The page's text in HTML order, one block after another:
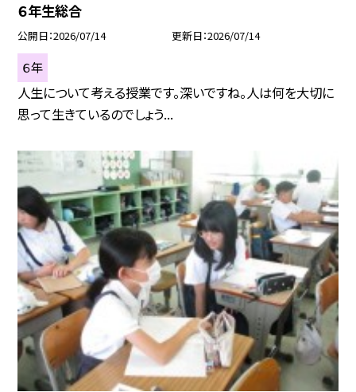
６年生総合
公開日 2026/07/14 更新日 2026/07/14
６年
人生について考える授業です。深いですね。人は何を大切に
思って生きているのでしょう...